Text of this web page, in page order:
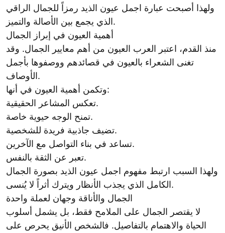
ولهذا أصبحت عبارة اجمل عيون الذيد رمزاً للجمال الراقي
الذي يجمع بين الأصالة والتميز.
أهمية العيون في إبراز الجمال
منذ القدم، اعتبر العرب العيون من أهم معايير الجمال. وقد
تغنى الشعراء بالعيون في قصائدهم ووصفوها بأجمل
الأوصاف.
وتكمن أهمية العيون في أنها:
تعكس المشاعر الحقيقية.
تمنح الوجه حيوية خاصة.
تضيف جاذبية فريدة للشخصية.
تساعد في بناء التواصل مع الآخرين.
تعبر عن الثقة بالنفس.
ولهذا السبب ارتبط مفهوم اجمل عيون الذيد بصورة الجمال
الكامل الذي يجذب الأنظار ويترك أثراً لا يُنسى.
الجمال والأناقة وجهان لعملة واحدة
لا يقتصر الجمال على الملامح فقط، بل يشمل أسلوب
الحياة والاهتمام بالتفاصيل. فالشخص الأنيق يحرص على